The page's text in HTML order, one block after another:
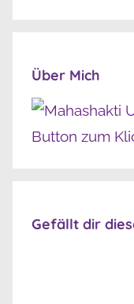
Über Mich
Gefällt dir